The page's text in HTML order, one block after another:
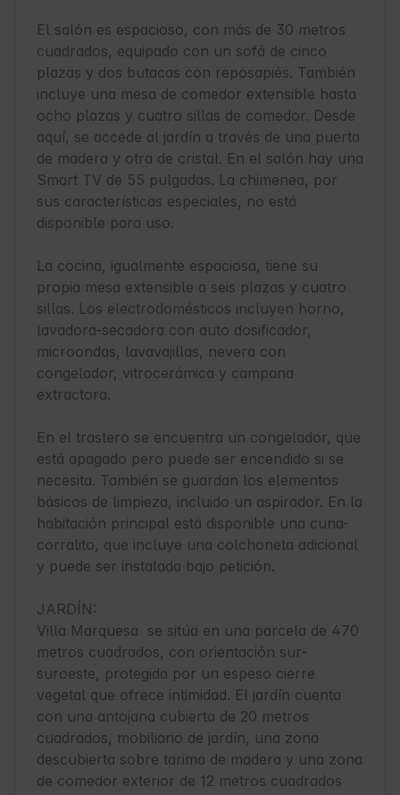
El salón es espacioso, con más de 30 metros
cuadrados, equipado con un sofá de cinco
plazas y dos butacas con reposapiés. También
incluye una mesa de comedor extensible hasta
ocho plazas y cuatro sillas de comedor. Desde
aquí, se accede al jardín a través de una puerta
de madera y otra de cristal. En el salón hay una
Smart TV de 55 pulgadas. La chimenea, por
sus características especiales, no está
disponible para uso.
La cocina, igualmente espaciosa, tiene su
propia mesa extensible a seis plazas y cuatro
sillas. Los electrodomésticos incluyen horno,
lavadora-secadora con auto dosificador,
microondas, lavavajillas, nevera con
congelador, vitrocerámica y campana
extractora.
En el trastero se encuentra un congelador, que
está apagado pero puede ser encendido si se
necesita. También se guardan los elementos
básicos de limpieza, incluido un aspirador. En la
habitación principal está disponible una cuna-
corralito, que incluye una colchoneta adicional
y puede ser instalada bajo petición.
JARDÍN:
Villa Marquesa  se sitúa en una parcela de 470
metros cuadrados, con orientación sur-
suroeste, protegida por un espeso cierre
vegetal que ofrece intimidad. El jardín cuenta
con una antojana cubierta de 20 metros
cuadrados, mobiliario de jardín, una zona
descubierta sobre tarima de madera y una zona
de comedor exterior de 12 metros cuadrados